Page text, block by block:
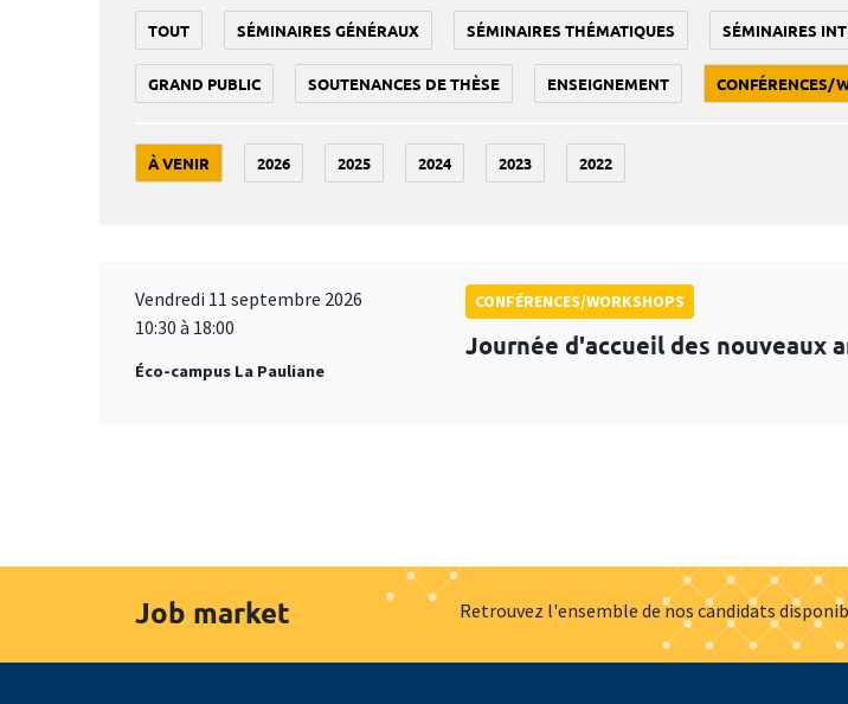
TOUT SÉMINAIRES GÉNÉRAUX SÉMINAIRES THÉMATIQUES SÉMINAIRES
GRAND PUBLIC SOUTENANCES DE THÈSE ENSEIGNEMENT CONFÉRENCES/
À VENIR 2026 2025 2024 2023 2022
Vendredi 11 septembre 2026
10:30 à 18:00
Éco-campus La Pauliane
CONFÉRENCES/WORKSHOPS
Journée d'accueil des nouveaux
Job market Retrouvez l'ensemble de nos candidats